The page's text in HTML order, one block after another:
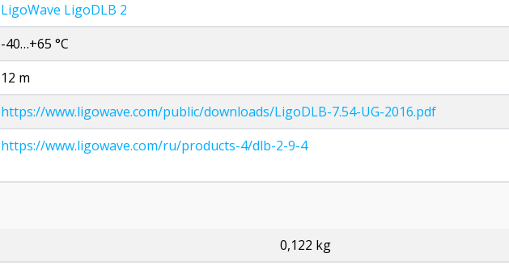
LigoWave LigoDLB 2
-40…+65 °C
12 m
https://www.ligowave.com/public/downloads/LigoDLB-7.54-UG-2016.pdf
https://www.ligowave.com/ru/products-4/dlb-2-9-4
0,122 kg